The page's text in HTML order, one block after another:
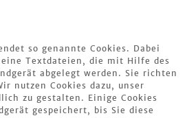
so genannte Cookies. Dabei
Textdateien, die mit Hilfe des
abgelegt werden. Sie richten
nutzen Cookies dazu, unser
zu gestalten. Einige Cookies
gespeichert, bis Sie diese